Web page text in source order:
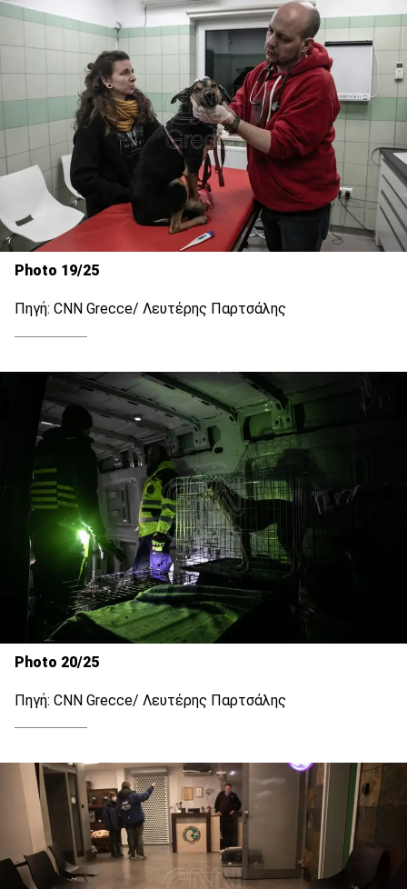
Photo 19/25
Πηγή: CNN Grecce/ Λευτέρης Παρτσάλης
Photo 20/25
Πηγή: CNN Grecce/ Λευτέρης Παρτσάλης